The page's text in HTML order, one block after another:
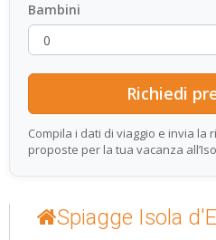
Bambini
Compila i dati di viaggio e invia la
proposte per la tua vacanza
Spiagge Isola